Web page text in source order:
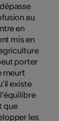
au
en
mis en
porter
meurt
existe
que
les